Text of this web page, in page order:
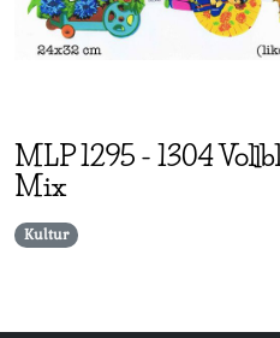
MLP1295 - 1304
Mix
Kultur